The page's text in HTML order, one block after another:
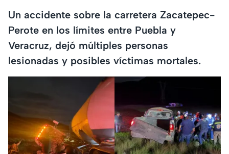
Un accidente sobre la carretera Zacatepec-
Perote en los límites entre Puebla y
Veracruz, dejó múltiples personas
lesionadas y posibles víctimas mortales.